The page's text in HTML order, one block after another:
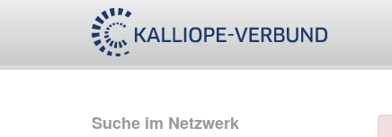
Suche im Netzwerk